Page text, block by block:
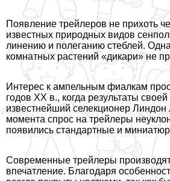
Появление трейлеров не прихоть
известных при­родных видов
линению и полеганию стeблей.
комнатных растений «дика­ри» не
Интерес к ампельным фиалкам
годов ХХ в., когда ре­зультаты
из­вестнейший селекционер Линдон
момента спрос на трейлеры
появились стандартные и
Современные трейлеры
впечатление. Бла­годаря